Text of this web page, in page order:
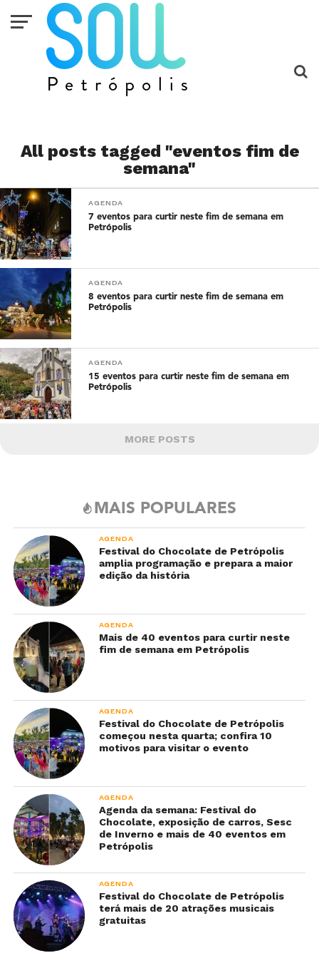
All posts tagged "eventos fim de
semana"
AGENDA
7 eventos para curtir neste fim de semana em
Petrópolis
AGENDA
8 eventos para curtir neste fim de semana em
Petrópolis
AGENDA
15 eventos para curtir neste fim de semana em
Petrópolis
MORE POSTS
MAIS POPULARES
AGENDA
Festival do Chocolate de Petrópolis
amplia programação e prepara a maior
edição da história
AGENDA
Mais de 40 eventos para curtir neste
fim de semana em Petrópolis
AGENDA
Festival do Chocolate de Petrópolis
começou nesta quarta; confira 10
motivos para visitar o evento
AGENDA
Agenda da semana: Festival do
Chocolate, exposição de carros, Sesc
de Inverno e mais de 40 eventos em
Petrópolis
AGENDA
Festival do Chocolate de Petrópolis
terá mais de 20 atrações musicais
gratuitas